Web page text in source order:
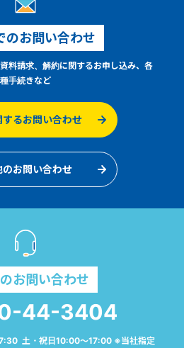
のお問い合わせ
料請求、解約に関するお申し込み、各
種手続きなど
するお問い合わせ
のお問い合わせ
お問い合わせ
44-3404
土・祝日10:00～17:00 ※当社指定